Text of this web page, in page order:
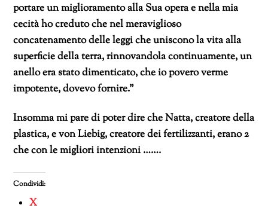
portare un miglioramento alla Sua opera e nella mia
cecità ho creduto che nel meraviglioso
concatenamento delle leggi che uniscono la vita alla
superficie della terra, rinnovandola continuamente, un
anello era stato dimenticato, che io povero verme
impotente, dovevo fornire.”
Insomma mi pare di poter dire che Natta, creatore della
plastica, e von Liebig, creatore dei fertilizzanti, erano 2
che con le migliori intenzioni …….
Condividi:
X